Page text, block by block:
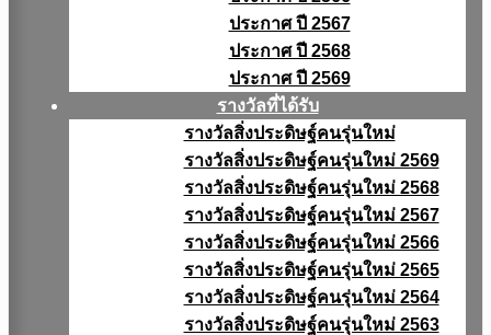
ประกาศ ปี 2567
ประกาศ ปี 2568
ประกาศ ปี 2569
รางวัลที่ได้รับ
รางวัลสิ่งประดิษฐ์คนรุ่นใหม่
รางวัลสิ่งประดิษฐ์คนรุ่นใหม่ 2569
รางวัลสิ่งประดิษฐ์คนรุ่นใหม่ 2568
รางวัลสิ่งประดิษฐ์คนรุ่นใหม่ 2567
รางวัลสิ่งประดิษฐ์คนรุ่นใหม่ 2566
รางวัลสิ่งประดิษฐ์คนรุ่นใหม่ 2565
รางวัลสิ่งประดิษฐ์คนรุ่นใหม่ 2564
รางวัลสิ่งประดิษฐ์คนรุ่นใหม่ 2563